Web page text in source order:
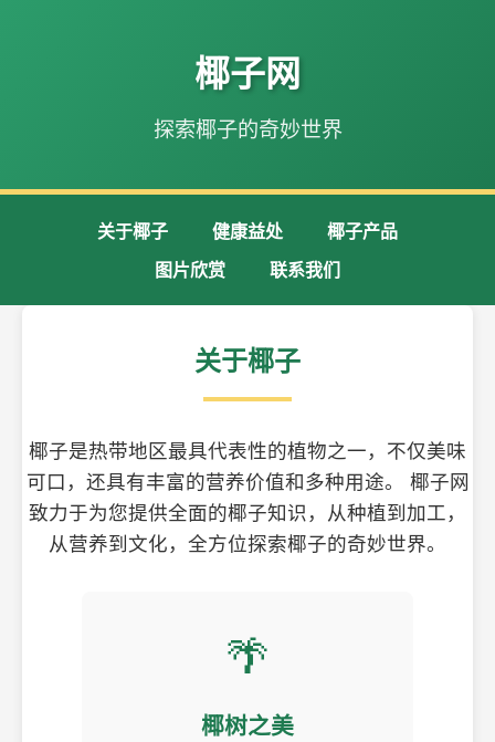
椰子网
探索椰子的奇妙世界
关于椰子 健康益处
椰子产品
图片欣赏
联系我们
关于椰子
椰子是热带地区最具代表性的植物之一，不仅美味
可口，还具有丰富的营养价值和多种用途。 椰子网
致力于为您提供全面的椰子知识，从种植到加工，
从营养到文化，全方位探索椰子的奇妙世界。
🌴
椰树之美